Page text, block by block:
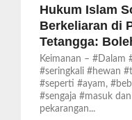
Hukum Islam
Berkeliaran di
Tetangga:
Keimanan – #Dalam
#seringkali #hewan
#seperti #ayam,
#sengaja #masuk
pekarangan...